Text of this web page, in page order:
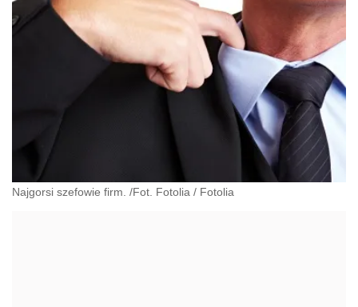
Najgorsi szefowie firm. /Fot. Fotolia / Fotolia